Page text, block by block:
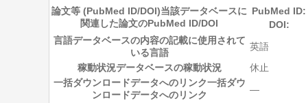
論文等 (PubMed ID/DOI)当該データベースに
関連した論文のPubMed ID/DOI
PubMed ID:
DOI:
言語データベースの内容の記載に使用されて
いる言語
英語
稼動状況データベースの稼動状況
休止
一括ダウンロードデータへのリンク一括ダウ
ンロードデータへのリンク
―